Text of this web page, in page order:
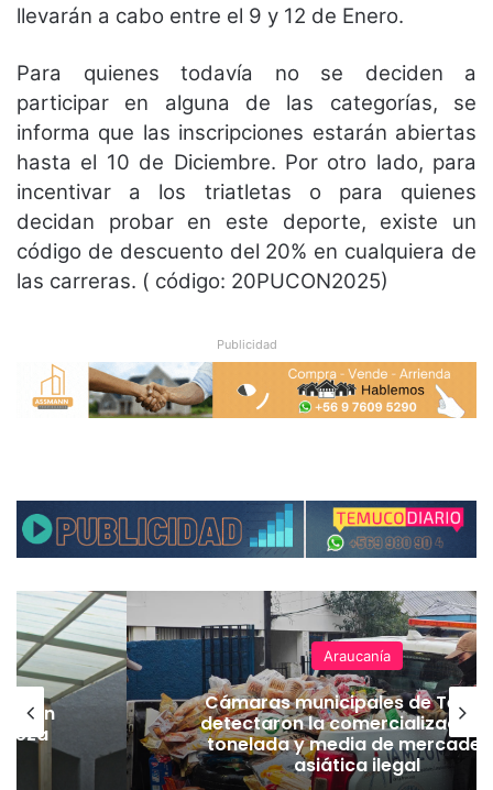
llevarán a cabo entre el 9 y 12 de Enero.
Para quienes todavía no se deciden a
participar en alguna de las categorías, se
informa que las inscripciones estarán abiertas
hasta el 10 de Diciembre. Por otro lado, para
incentivar a los triatletas o para quienes
decidan probar en este deporte, existe un
código de descuento del 20% en cualquiera de
las carreras. ( código: 20PUCON2025)
Publicidad
Araucanía
Cámaras municipales de
detectaron la comercialización
tonelada y media de
asiática ilegal